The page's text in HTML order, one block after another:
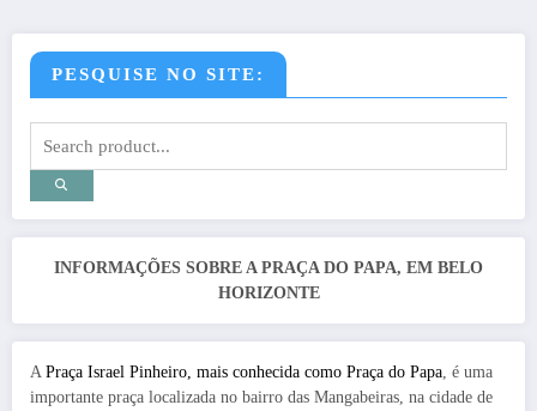
PESQUISE NO SITE:
INFORMAÇÕES SOBRE A PRAÇA DO PAPA, EM BELO
HORIZONTE
A Praça Israel Pinheiro, mais conhecida como Praça do Papa , é uma
importante praça localizada no bairro das Mangabeiras, na cidade de